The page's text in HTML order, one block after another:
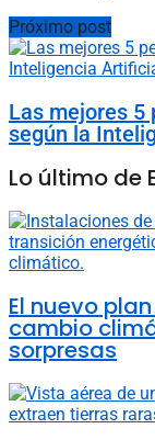
Próximo post
Las mejores 5
según la
Lo último de
El nuevo
cambio
sorpresas